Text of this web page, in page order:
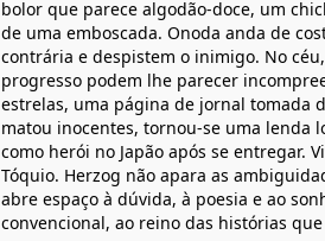
bolor que parece algodão-doce, um
de uma emboscada. Onoda anda de
contrária e despistem o inimigo. No
progresso podem lhe parecer
estrelas, uma página de jornal tomada
matou inocentes, tornou-se uma lenda
como herói no Japão após se entregar.
Tóquio. Herzog não apara as
abre espaço à dúvida, à poesia e ao
convencional, ao reino das histórias